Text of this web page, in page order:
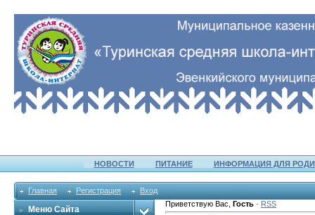
НОВОСТИ ПИТАНИЕ ИНФОРМАЦИЯ ДЛЯ
Главная Регистрация Вход
Меню Сайта
Приветствую Вас Гость · RSS